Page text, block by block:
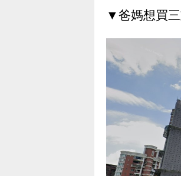
▼爸媽想買三